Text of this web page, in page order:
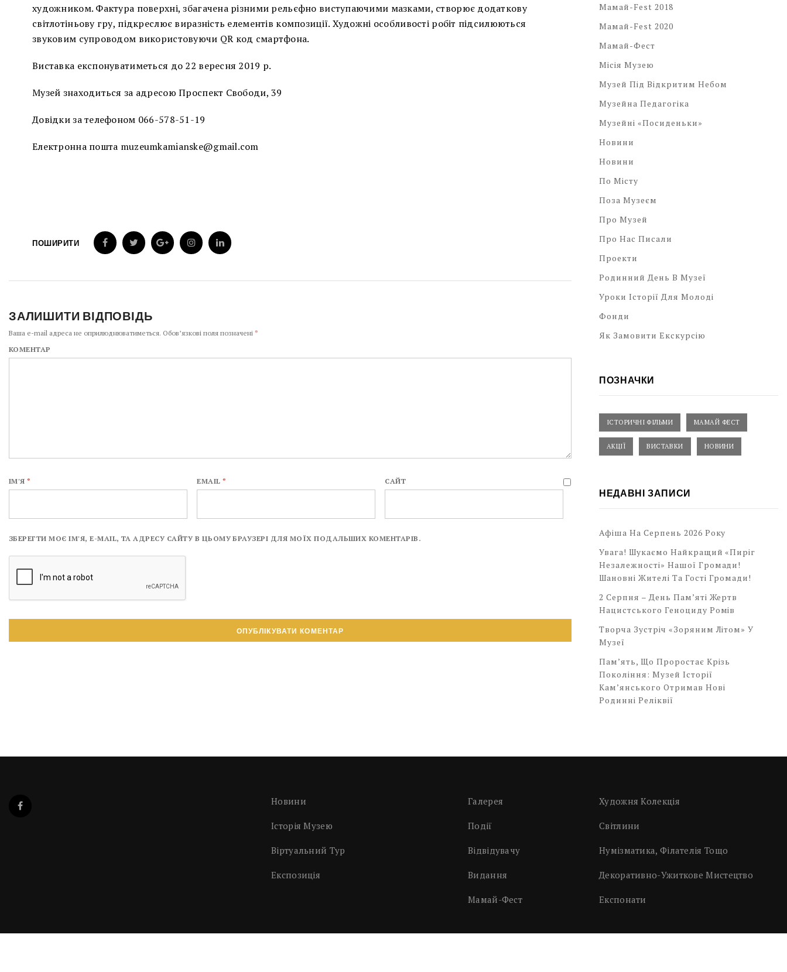
художником. Фактура поверхні, збагачена різними рельєфно виступаючими мазками, створює додаткову
світлотіньову гру, підкреслює виразність елементів композиції. Художні особливості робіт підсилюються
звуковим супроводом використовуючи QR код смартфона.
Виставка експонуватиметься до 22 вересня 2019 р.
Музей знаходиться за адресою Проспект Свободи, 39
Довідки за телефоном 066-578-51-19
Електронна пошта muzeumkamianske@gmail.com
ПОШИРИТИ
ЗАЛИШИТИ ВІДПОВІДЬ
Ваша e-mail адреса не оприлюднюватиметься. Обов’язкові поля позначені *
КОМЕНТАР
ІМ'Я* EMAIL* САЙТ
ЗБЕРЕГТИ МОЄ ІМ'Я, E-MAIL, ТА АДРЕСУ САЙТУ В ЦЬОМУ БРАУЗЕРІ ДЛЯ МОЇХ ПОДАЛЬШИХ КОМЕНТАРІВ.
Мамай-Fest 2018
Мамай-Fest 2020
Мамай-Фест
Місія Музею
Музей Під Відкритим Небом
Музейна Педагогіка
Музейні «посиденьки»
Новини
Новини
По Місту
Поза Музеєм
Про Музей
Про Нас Писали
Проекти
Родинний День В Музеї
Уроки Історії Для Молоді
Фонди
Як Замовити Екскурсію
ПОЗНАЧКИ
ІСТОРИЧНІ ФІЛЬМИ МАМАЙ ФЕСТ
АКЦІЇ ВИСТАВКИ НОВИНИ
НЕДАВНІ ЗАПИСИ
Афіша На Серпень 2026 Року
Увага! Шукаємо Найкращий «Пиріг
Незалежності» Нашої Громади!
Шановні Жителі Та Гості Громади!
2 Серпня – День Пам’яті Жертв
Нацистського Геноциду Ромів
Творча Зустріч «Зоряним Літом» У
Музеї
Пам’ять, Що Проростає Крізь
Покоління: Музей Історії
Кам’янського Отримав Нові
Родинні Реліквії
Новини
Історія Музею
Віртуальний Тур
Експозиція
Галерея
Події
Відвідувачу
Видання
Мамай-Фест
Художня Колекція
Світлини
Нумізматика, Філателія Тощо
Декоративно-Ужиткове Мистецтво
Експонати